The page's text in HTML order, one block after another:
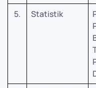
5. Statistik